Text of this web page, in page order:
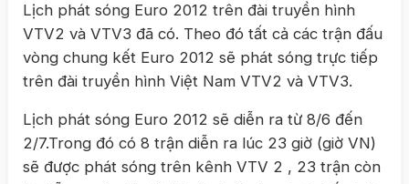
Lịch phát sóng Euro 2012 trên đài truyền hình
VTV2 và VTV3 đã có. Theo đó tất cả các trận đấu
vòng chung kết Euro 2012 sẽ phát sóng trực tiếp
trên đài truyền hình Việt Nam VTV2 và VTV3.
Lịch phát sóng Euro 2012 sẽ diễn ra từ 8/6 đến
2/7.Trong đó có 8 trận diễn ra lúc 23 giờ (giờ VN)
sẽ được phát sóng trên kênh VTV 2 , 23 trận còn